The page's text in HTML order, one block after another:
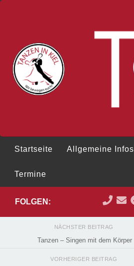
Startseite Allgemeine Infos
Termine
FOLGEN:
NÄCHSTER BEITRAG
Tanzen – Singen mit dem Körper
VORHERIGER BEITRAG